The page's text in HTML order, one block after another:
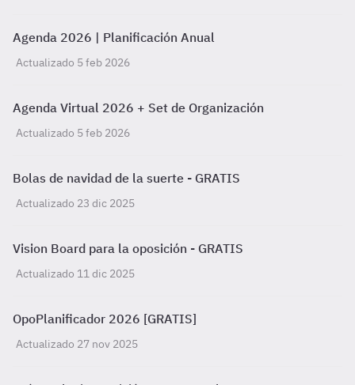
Agenda 2026 | Planificación Anual
Actualizado 5 feb 2026
Agenda Virtual 2026 + Set de Organización
Actualizado 5 feb 2026
Bolas de navidad de la suerte - GRATIS
Actualizado 23 dic 2025
Vision Board para la oposición - GRATIS
Actualizado 11 dic 2025
OpoPlanificador 2026 [GRATIS]
Actualizado 27 nov 2025